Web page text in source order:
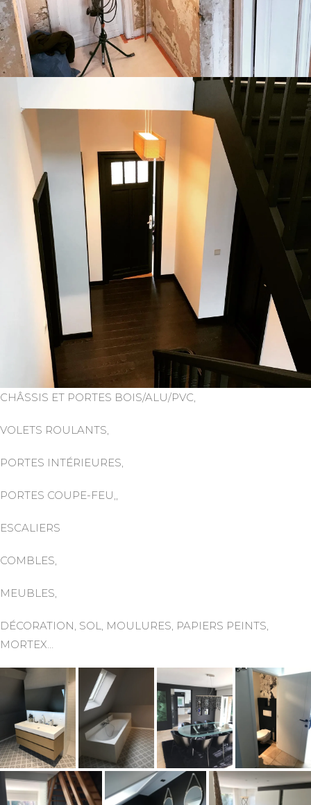
CHÂSSIS ET PORTES BOIS/ALU/PVC,
VOLETS ROULANTS,
PORTES INTÉRIEURES,
PORTES COUPE-FEU,,
ESCALIERS
COMBLES,
MEUBLES,
DÉCORATION, SOL, MOULURES, PAPIERS PEINTS,
MORTEX…